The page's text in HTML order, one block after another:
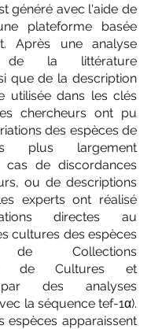
généré avec l'aide de
plateforme basée
Après une analyse
de la littérature
que de la description
utilisée dans les clés
chercheurs ont pu
plus largement
cas de discordances
ou de descriptions
experts ont réalisé
directes au
cultures des espèces
de Collections
de Cultures et
des analyses
la séquence tef-1α).
espèces apparaissent